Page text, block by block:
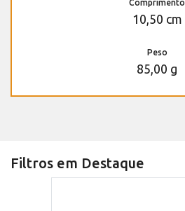
Comprimento
10,50 cm
Peso
85,00 g
Filtros em Destaque